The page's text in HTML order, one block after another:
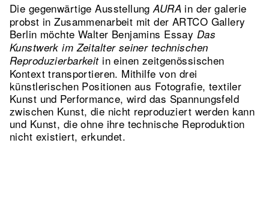
Die gegenwärtige AusstellungAURA in der galerie
probst in Zusammenarbeit mit der ARTCO Gallery
Berlin möchte Walter Benjamins Essay Das
Kunstwerk im Zeitalter seiner technischen
Reproduzierbarkeit in einen zeitgenössischen
Kontext transportieren. Mithilfe von drei
künstlerischen Positionen aus Fotografie, textiler
Kunst und Performance, wird das Spannungsfeld
zwischen Kunst, die nicht reproduziert werden kann
und Kunst, die ohne ihre technische Reproduktion
nicht existiert, erkundet.